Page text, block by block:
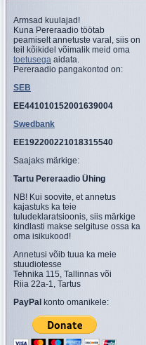
Armsad kuulajad!
Kuna Pereraadio töötab
peamiselt annetuste varal, siis on
teil kõikidel võimalik meid oma
toetusega aidata.
Pereraadio pangakontod on:
SEB
EE441010152001639004
Swedbank
EE192200221018315540
Saajaks märkige:
Tartu Pereraadio Ühing
NB! Kui soovite, et annetus
kajastuks ka teie
tuludeklaratsioonis, siis märkige
kindlasti makse selgituse ossa ka
oma isikukood!
Annetusi võib tuua ka meie
stuudiotesse
Tehnika 115, Tallinnas või
Riia 22a-1, Tartus
PayPal konto omanikele: